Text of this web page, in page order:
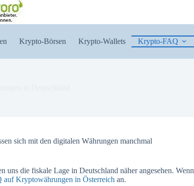
Krypto-Börsen Krypto-Wallets Krypto-FAQ
sich mit den digitalen Währungen manchmal
uns die fiskale Lage in Deutschland näher angesehen. Wenn
auf Kryptowährungen in Österreich an.